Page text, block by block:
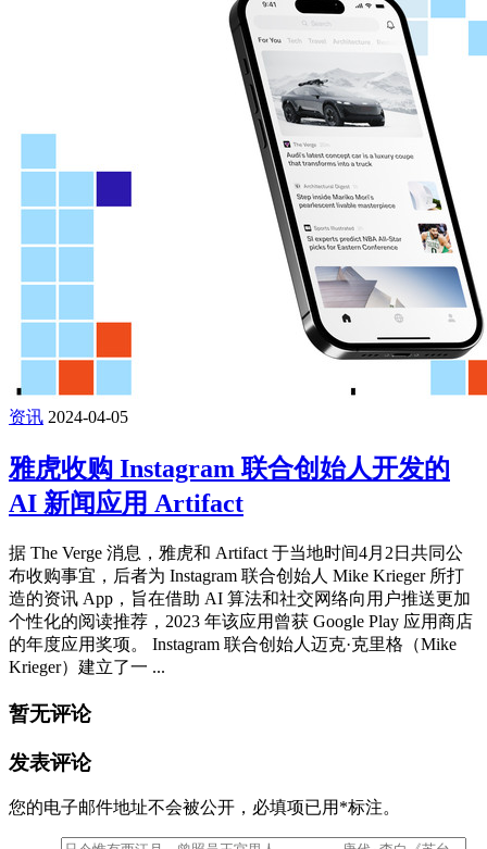
资讯 2024-04-05
雅虎收购 Instagram 联合创始人开发的
AI 新闻应用 Artifact
据 The Verge 消息，雅虎和 Artifact 于当地时间4月2日共同公
布收购事宜，后者为 Instagram 联合创始人 Mike Krieger 所打
造的资讯 App，旨在借助 AI 算法和社交网络向用户推送更加
个性化的阅读推荐，2023 年该应用曾获 Google Play 应用商店
的年度应用奖项。 Instagram 联合创始人迈克·克里格（Mike
Krieger）建立了一 ...
暂无评论
发表评论
您的电子邮件地址不会被公开， 必填项已用 *标注。